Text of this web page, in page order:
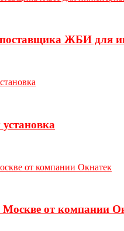
ЖБИ для
Москве от компании